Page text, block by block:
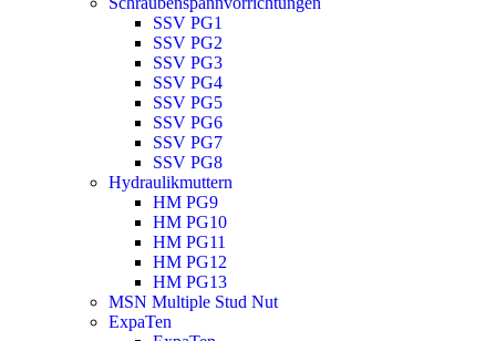
SSV PG1
SSV PG2
SSV PG3
SSV PG4
SSV PG5
SSV PG6
SSV PG7
SSV PG8
Hydraulikmuttern
HM PG9
HM PG10
HM PG11
HM PG12
HM PG13
MSN Multiple Stud Nut
ExpaTen